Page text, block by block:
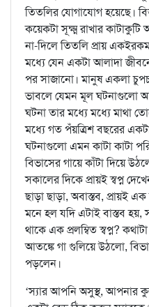
তিতলির যোগাযোগ হয়েছে।
কয়েকটা সূক্ষ্ম রাখার
না-দিলে তিতলি প্রায়
মধ্যে যেন একটা আলাদা
পর সাজানো। মানুষ একলা
ভাবলে যেমন মূল ঘটনাগুলো
ঘটনা তার মধ্যে মধ্যে মাথা
মধ্যে গত পঁয়ত্রিশ বছরের
ঘটনাগুলো এমন কাটা কাটা
বিভাসের গায়ে কাঁটা দিয়ে
সকালের দিকে প্রায়ই স্বপ্ন
ছাড়া ছাড়া, অবাস্তব, প্রায়ই
মনে হল যদি এটাই বাস্তব হয়,
থাকে এক প্রলম্বিত স্বপ্ন?
আতঙ্কে গা গুলিয়ে উঠলো,
পড়লেন।
‘স্যার আপনি অসুস্থ, আপনার